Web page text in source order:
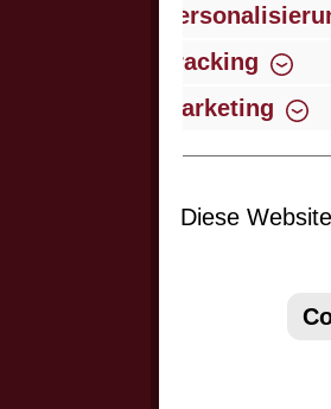
Tracking
Marketing
Diese